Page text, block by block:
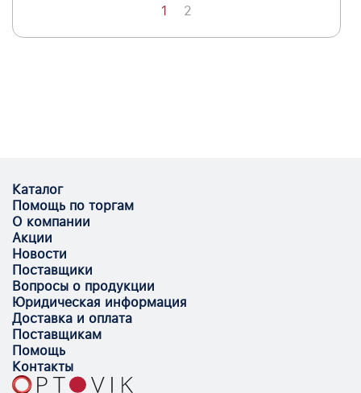
1 2
Каталог
Помощь по торгам
О компании
Акции
Новости
Поставщики
Вопросы о продукции
Юридическая информация
Доставка и оплата
Поставщикам
Помощь
Контакты